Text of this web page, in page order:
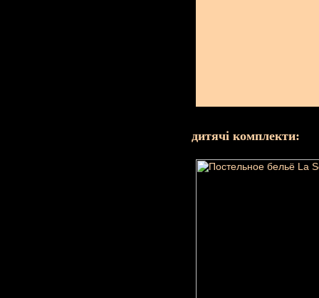
дитячі комплекти: